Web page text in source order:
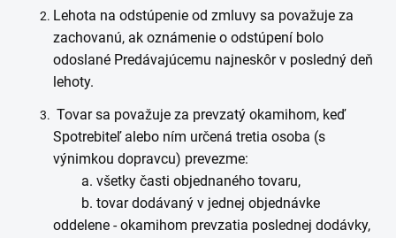
Lehota na odstúpenie od zmluvy sa považuje za
zachovanú, ak oznámenie o odstúpení bolo
odoslané Predávajúcemu najneskôr v posledný deň
lehoty.
Tovar sa považuje za prevzatý okamihom, keď
Spotrebiteľ alebo ním určená tretia osoba (s
výnimkou dopravcu) prevezme:
a. všetky časti objednaného tovaru,
b. tovar dodávaný v jednej objednávke
oddelene - okamihom prevzatia poslednej dodávky,